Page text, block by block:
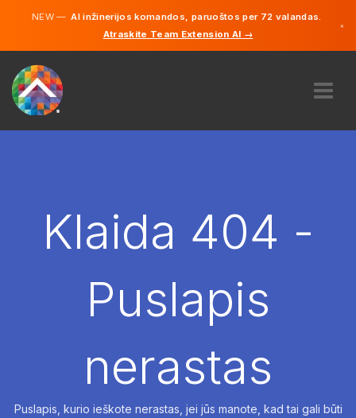
NEW —AI inžinerijos komandos, paruoštos per 72 valandas.
Atraskite Team Extension AI →
×
SAMDYTI
Anglų
Klaida 404 -
Puslapis
nerastas
Puslapis, kurio ieškote nerastas, jei jūs manote, kad tai gali būti